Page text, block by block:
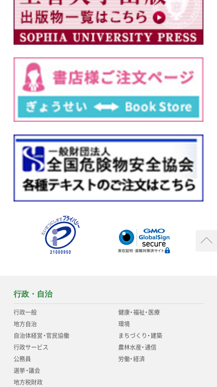
行政・自治
行政一般
地方自治
自治体経営・官民協働
行政サービス
公務員
選挙・議会
地方税財政
健康・福祉・医療
環境
まちづくり・建築
農林水産・通信
労働・経済